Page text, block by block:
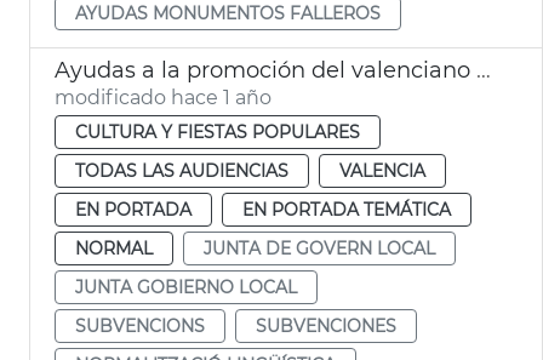
AYUDAS MONUMENTOS FALLEROS
Ayudas a la promoción del valenciano en comercios de València
modificado hace 1 año
CULTURA Y FIESTAS POPULARES
TODAS LAS AUDIENCIAS
VALENCIA
EN PORTADA
EN PORTADA TEMÁTICA
NORMAL
JUNTA DE GOVERN LOCAL
JUNTA GOBIERNO LOCAL
SUBVENCIONS
SUBVENCIONES